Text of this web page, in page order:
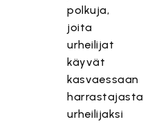
polkuja,
joita
urheilijat
käyvät
kasvaessaan
harrastajasta
urheilijaksi